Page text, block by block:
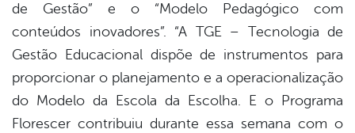
de Gestão” e o “Modelo Pedagógico com
conteúdos inovadores”. “A TGE – Tecnologia de
Gestão Educacional dispõe de instrumentos para
proporcionar o planejamento e a operacionalização
do Modelo da Escola da Escolha. E o Programa
Florescer contribuiu durante essa semana com o